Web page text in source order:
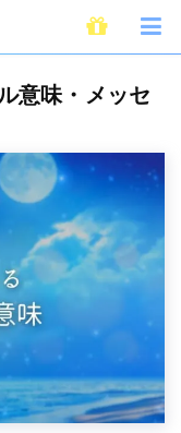
チュアル意味・メッセージ
意味・メッセ